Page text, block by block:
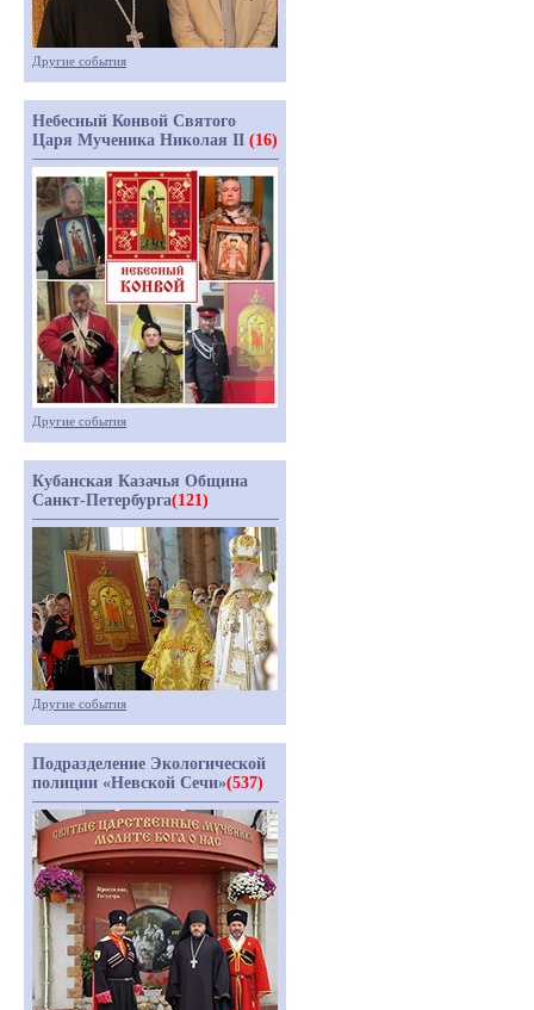
Другие события
Небесный Конвой Святого
Царя Мученика Николая II (16)
Другие события
Кубанская Казачья Община
Санкт-Петербурга(121)
Другие события
Подразделение Экологической
полиции «Невской Сечи»(537)